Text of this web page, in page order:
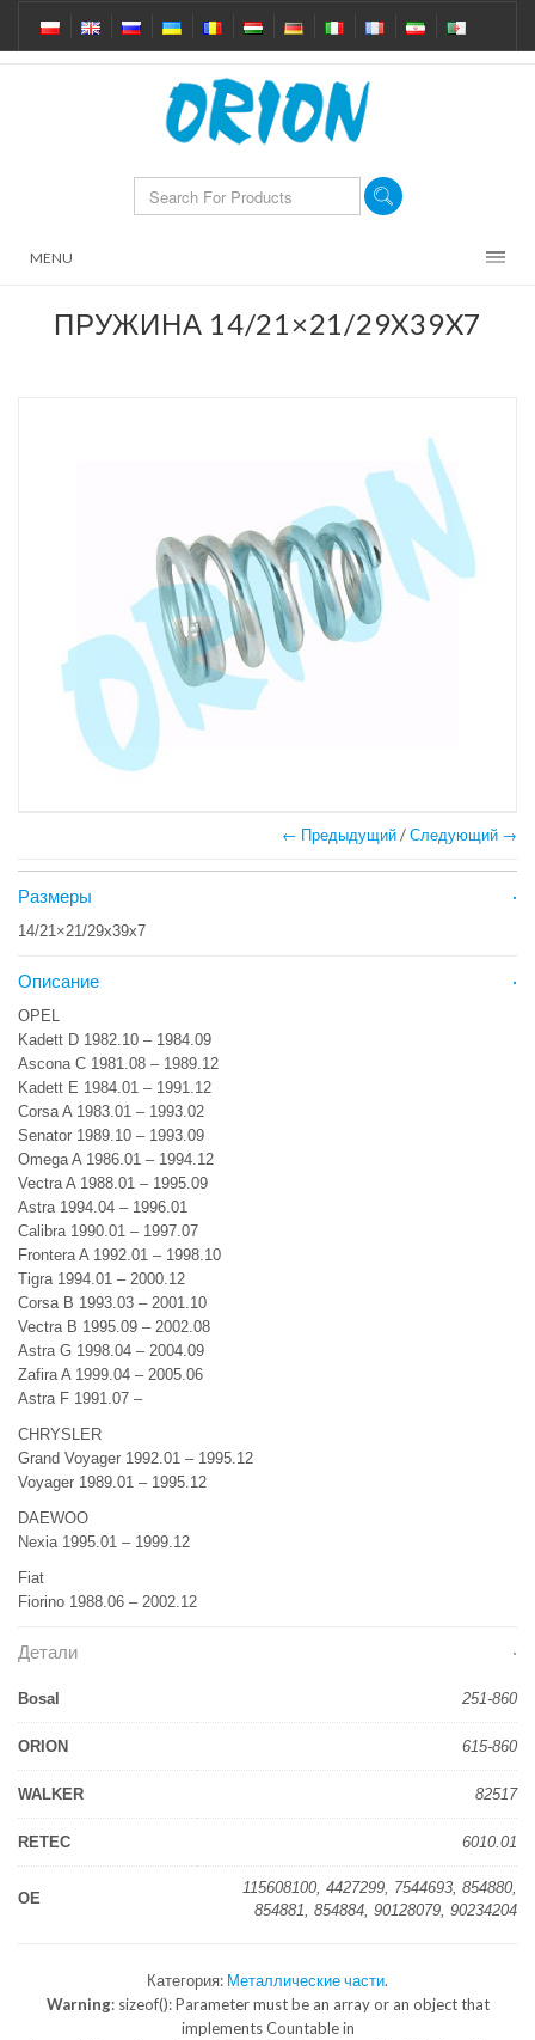
MENU
ПРУЖИНА 14/21×21/29X39X7
← Предыдущий/Следующий →
Размеры
14/21×21/29x39x7
Описание
OPEL
Kadett D 1982.10 – 1984.09
Ascona C 1981.08 – 1989.12
Kadett E 1984.01 – 1991.12
Corsa A 1983.01 – 1993.02
Senator 1989.10 – 1993.09
Omega A 1986.01 – 1994.12
Vectra A 1988.01 – 1995.09
Astra 1994.04 – 1996.01
Calibra 1990.01 – 1997.07
Frontera A 1992.01 – 1998.10
Tigra 1994.01 – 2000.12
Corsa B 1993.03 – 2001.10
Vectra B 1995.09 – 2002.08
Astra G 1998.04 – 2004.09
Zafira A 1999.04 – 2005.06
Astra F 1991.07 –
CHRYSLER
Grand Voyager 1992.01 – 1995.12
Voyager 1989.01 – 1995.12
DAEWOO
Nexia 1995.01 – 1999.12
Fiat
Fiorino 1988.06 – 2002.12
Детали
Bosal 251-860
ORION 615-860
WALKER 82517
RETEC 6010.01
OE
115608100, 4427299, 7544693, 854880,
854881, 854884, 90128079, 90234204
Категория: Металлические части.
Warning: sizeof(): Parameter must be an array or an object that
implements Countable in